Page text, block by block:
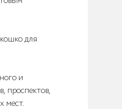
для
и
проспектов,
мест.